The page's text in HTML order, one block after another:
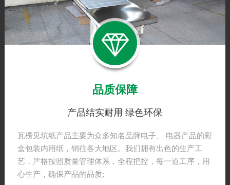
实力厂家
10多年瓦楞见坑纸生产经验
公司主要生产B、C、E、F、G见坑，彩色坑纸，三层、四
层、五层纸板，管理层和生产员工，均是经长时间筛选出
品质保障
产品结实耐用 绿色环保
瓦楞见坑纸产品主要为众多知名品牌电子、 电器产品的彩
盒包装内用纸，销往各大地区。我们拥有出色的生产工
艺，严格按照质量管理体系，全程把控，每一道工序，用
心生产，确保产品的品质;